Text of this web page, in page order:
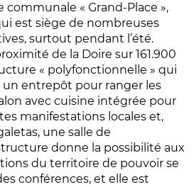
communale « Grand-Place »,
est siège de nombreuses
surtout pendant l’été.
de la Doire sur 161.900
« polyfonctionnelle » qui
un entrepôt pour ranger les
avec cuisine intégrée pour
manifestations locales et,
une salle de
donne la possibilité aux
du territoire de pouvoir se
conférences, et elle est